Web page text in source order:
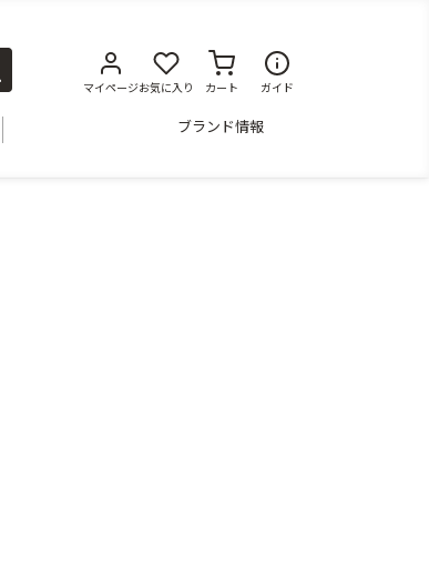
マイページお気に入り カート ガイド
ブランド情報